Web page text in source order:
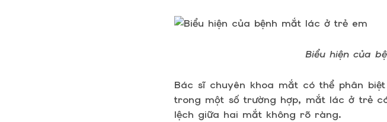
Biểu hiện của
Bác sĩ chuyên khoa mắt có thể phân
trong một số trường hợp, mắt lác ở trẻ
lệch giữa hai mắt không rõ ràng.